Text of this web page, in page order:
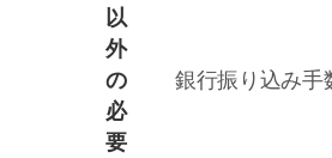
以
外
の
必
要
銀行振り込み手